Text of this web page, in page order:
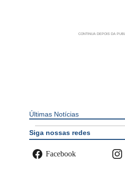
Últimas Notícias
Siga nossas redes
Facebook